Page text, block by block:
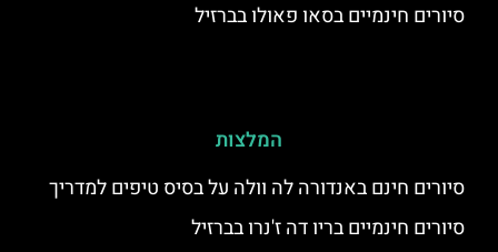
סיורים חינמיים בסאו פאולו בברזיל
המלצות
סיורים חינם באנדורה לה וולה על בסיס טיפים למדריך
סיורים חינמיים בריו דה ז'נרו בברזיל